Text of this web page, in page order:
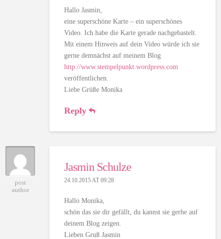
Hallo Jasmin,
eine superschöne Karte – ein superschönes
Video. Ich habe die Karte gerade nachgebastelt.
Mit einem Hinweis auf dein Video würde ich sie
gerne demnächst auf meinem Blog
http://www.stempelpunkt.wordpress.com
veröffentlichen.
Liebe Grüße Monika
Reply
post
author
Jasmin Schulze
24.10.2015 AT 09:28
Hallo Monika,
schön das sie dir gefällt, du kannst sie gerhe auf
deinem Blog zeigen.
Lieben Gruß Jasmin